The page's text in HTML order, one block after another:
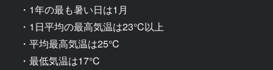
・1年の最も暑い日は1月
・1日平均の最高気温は23°C以上
・平均最高気温は25°C
・最低気温は17°C